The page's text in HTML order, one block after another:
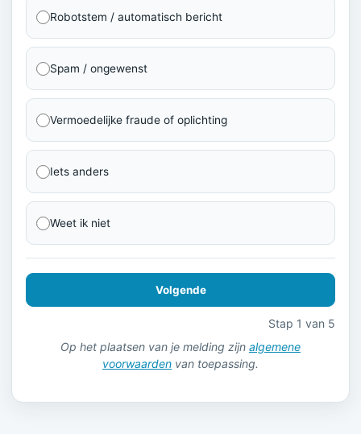
Robotstem / automatisch bericht
Spam / ongewenst
Vermoedelijke fraude of oplichting
Iets anders
Weet ik niet
Volgende
Stap 1 van 5
Op het plaatsen van je melding zijn algemene
voorwaarden van toepassing.